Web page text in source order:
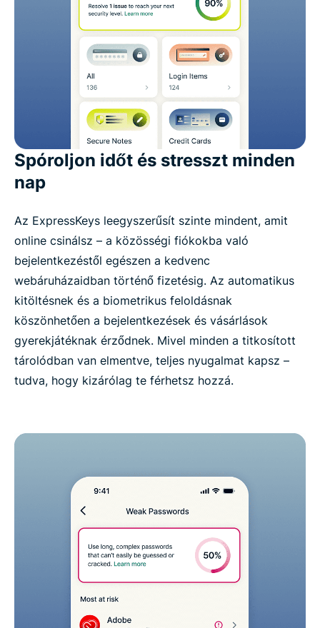
Spóroljon időt és stresszt minden
nap
Az ExpressKeys leegyszerűsít szinte mindent, amit
online csinálsz – a közösségi fiókokba való
bejelentkezéstől egészen a kedvenc
webáruházaidban történő fizetésig. Az automatikus
kitöltésnek és a biometrikus feloldásnak
köszönhetően a bejelentkezések és vásárlások
gyerekjátéknak érződnek. Mivel minden a titkosított
tárolódban van elmentve, teljes nyugalmat kapsz –
tudva, hogy kizárólag te férhetsz hozzá.